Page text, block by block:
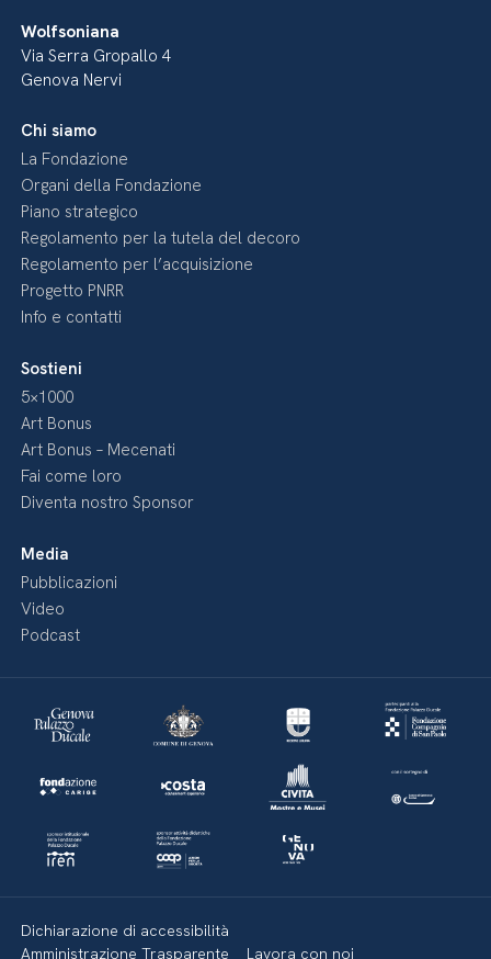
Wolfsoniana
Via Serra Gropallo 4
Genova Nervi
Chi siamo
La Fondazione
Organi della Fondazione
Piano strategico
Regolamento per la tutela del decoro
Regolamento per l’acquisizione
Progetto PNRR
Info e contatti
Sostieni
5×1000
Art Bonus
Art Bonus – Mecenati
Fai come loro
Diventa nostro Sponsor
Media
Pubblicazioni
Video
Podcast
Dichiarazione di accessibilità
Amministrazione Trasparente
Lavora con noi